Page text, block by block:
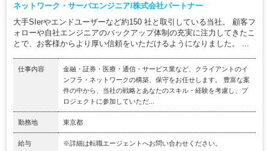
ネットワーク・サーバエンジニア/株式会社パートナー
大手SIerやエンドユーザーなど約150 社と取引している当社。 顧客フ
ォローや自社エンジニアのバックアップ体制の充実に注力してきたこ
とで、お客様からより厚い信頼をいただけるようになりました。 ...
仕事内容
金融・証券・医療・通信・サービス業など、クライアントのイ
ンフラ・ネットワークの構築、保守をお任せします。 豊富な案
件の中から、当社の戦略とあなたのスキル・経験を考慮し、プ
ロジェクトに参加していただ...
勤務地 東京都
給与 ※詳細は転職エージェントへお問い合わせください。